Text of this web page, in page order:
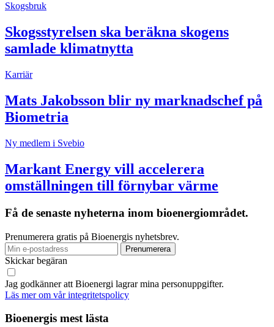
Skogsbruk
Skogsstyrelsen ska beräkna skogens
samlade klimatnytta
Karriär
Mats Jakobsson blir ny marknadschef på
Biometria
Ny medlem i Svebio
Markant Energy vill accelerera
omställningen till förnybar värme
Få de senaste nyheterna inom bioenergiområdet.
Prenumerera gratis på Bioenergis nyhetsbrev.
Skickar begäran
Jag godkänner att Bioenergi lagrar mina personuppgifter.
Läs mer om vår integritetspolicy
Bioenergis mest lästa